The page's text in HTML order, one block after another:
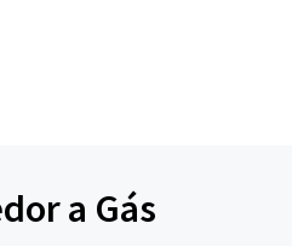
a Gás